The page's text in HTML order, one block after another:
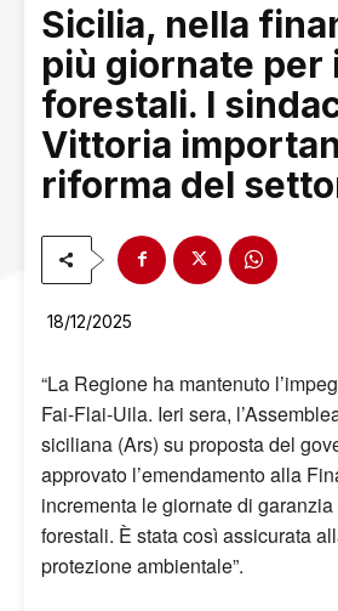
Sicilia, nella
più giornate per
forestali. I
Vittoria
riforma del
18/12/2025
“La Regione ha mantenuto
Fai-Flai-Uila. Ieri sera,
siciliana (Ars) su proposta del
approvato l’emendamento alla
incrementa le giornate di
forestali. È stata così assicurata
protezione ambientale”.